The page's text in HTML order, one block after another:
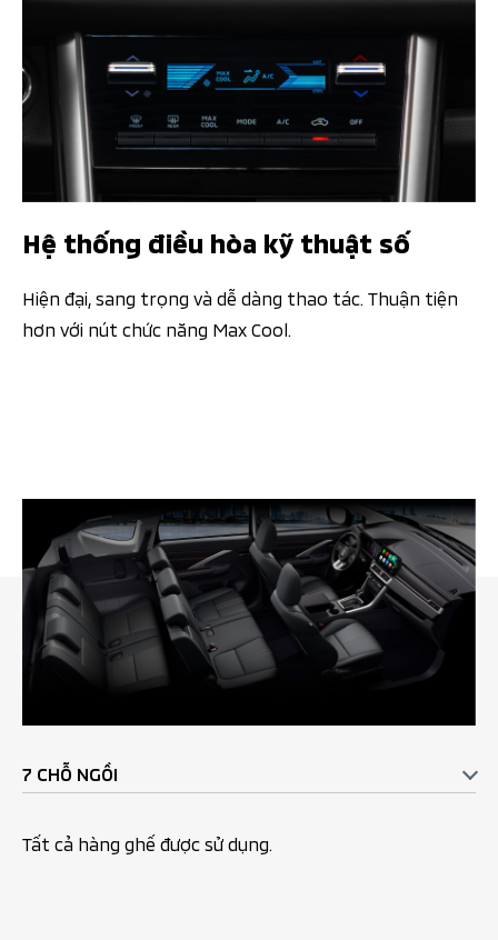
Hệ thống điều hòa kỹ thuật số
Hiện đại, sang trọng và dễ dàng thao tác. Thuận tiện
hơn với nút chức năng Max Cool.​
7 CHỖ NGỒI
Tất cả hàng ghế được sử dụng​.